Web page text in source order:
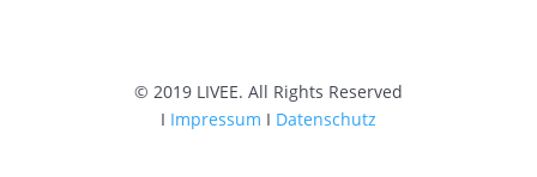
© 2019 LIVEE. All Rights Reserved
I Impressum I Datenschutz